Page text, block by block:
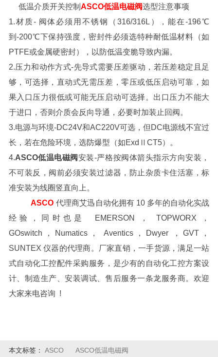
低温介质开关控制 ASCO低温电磁阀选型注意事项
1.材质- 阀体必须用不锈钢（316/316L），能在-196℃
到-200℃下保持强度，密封件必须选特种耐低温材料（如
PTFE或金属硬密封），以防低温变脆导致内漏。
2.压力和动作方式-先导式需要压差驱动，若压差稳定且足
够，可选择，直动式无需压差，零压或低压启动可靠，如
果入口压力很低或可能无压启动可选择。出口压力不能大
于进口，否则介质会反向导通，必要时加装止回阀。
3.电源与环境-DC24V和AC220V可选，但DC电源线不宜过
长，若在危险环境，选防爆型（如ExdⅡCT5）。
4.ASCO低温电磁阀安装-严格按阀体箭头指示方向安装，
不可装反，阀前必须安装过滤器，防止杂质卡住活塞，标
准安装为线圈竖直向上。
ASCO 代理商艾迅自动化拥有 10 多年的自动化实战
经验，同时也是 EMERSON ， TOPWORX ，
GOswitch，Numatics， Aventics，Dwyer ，GVT，
SUNTEX 仪器的代理商。厂家直销，一手货源，满足一站
式自动化工控配件采购服务，是少有的自动化工控方案设
计、制造生产、安装调试、售后服务一条龙服务商。欢迎
大家来电咨询 !
本文标签： ASCO ASCO低温电磁阀